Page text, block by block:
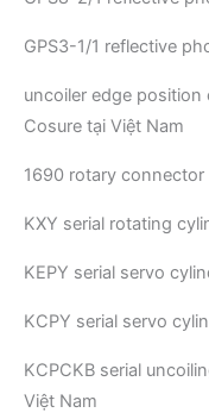
GPS3-1/1 reflective
uncoiler edge
Cosure tại Việt Nam
1690 rotary
KXY serial rotating
KEPY serial servo
KCPY serial servo
KCPCKB serial
Việt Nam